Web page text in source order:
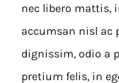
nec libero mattis,
accumsan nisl ac
dignissim, odio a
pretium felis, in